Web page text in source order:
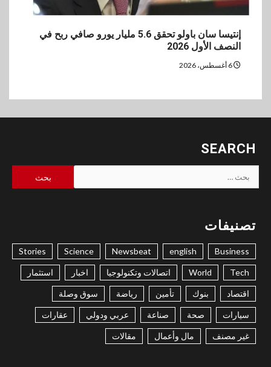
إنتيسا سان باولو تحقق 5.6 مليار يورو صافي ربح في
النصف الأول 2026
SEARCH
البحث
عن:
تصنيفات
Business
english
Newsbeat
Science
Stories
Tech
World اتصالات وتكنولوجيا اخبار استثمار
اقتصاد بنوك تأمين رياضة سوق وصلة
سيارات صحة صناعة عربي ودولي عقارات
غير مصنف مال وأعمال مقالات